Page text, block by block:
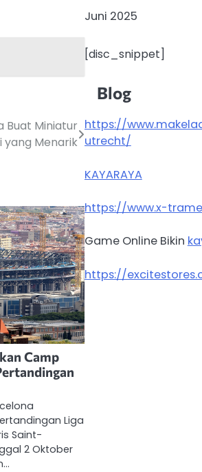
Buat Miniatur
yang Menarik
Camp
Liga
Saint-
2 Oktober
Juni 2025
[disc_snippet]
Blog
https://
utrecht/
KAYARAYA
https://www.x-
Game Online Bikin
https://